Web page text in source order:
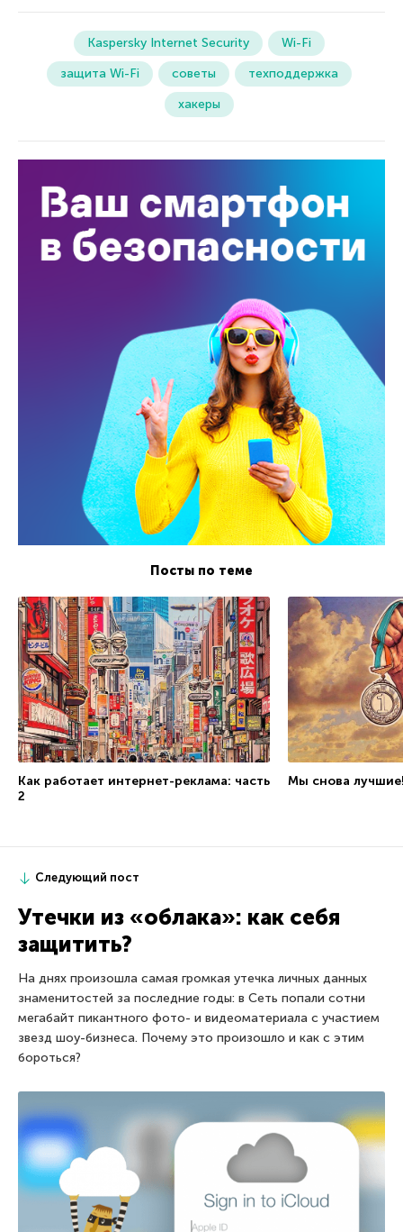
Kaspersky Internet Security
Wi-Fi
защита Wi-Fi
советы
техподдержка
хакеры
Посты по теме
Как работает интернет-реклама: часть
2
Мы снова
Следующий пост
Утечки из «облака»: как себя
защитить?
На днях произошла самая громкая утечка личных данных
знаменитостей за последние годы: в Сеть попали сотни
мегабайт пикантного фото- и видеоматериала с участием
звезд шоу-бизнеса. Почему это произошло и как с этим
бороться?